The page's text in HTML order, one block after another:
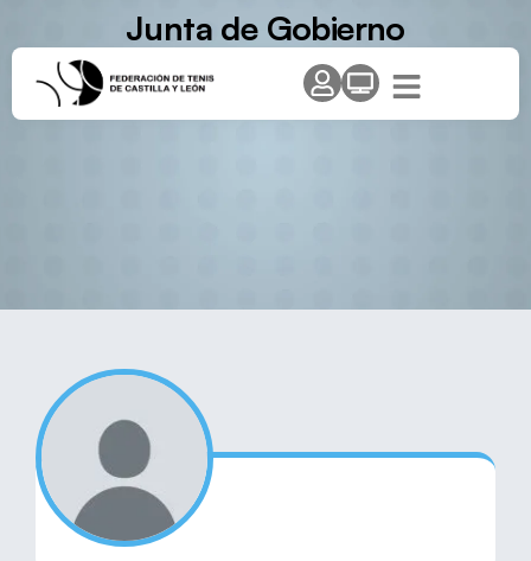
Junta de Gobierno